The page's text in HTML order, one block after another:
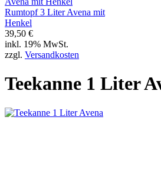
Rumtopf 3 Liter Avena mit
Henkel
39,50 €
inkl. 19% MwSt.
zzgl. Versandkosten
Teekanne 1 Liter